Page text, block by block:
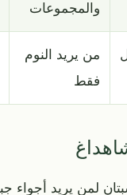
والمجموعات
من يريد النوم
فقط
لمن يريد أجواء